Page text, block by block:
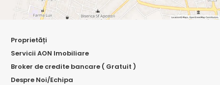
Proprietăți
Servicii AON Imobiliare
Broker de credite bancare ( Gratuit )
Despre Noi/Echipa